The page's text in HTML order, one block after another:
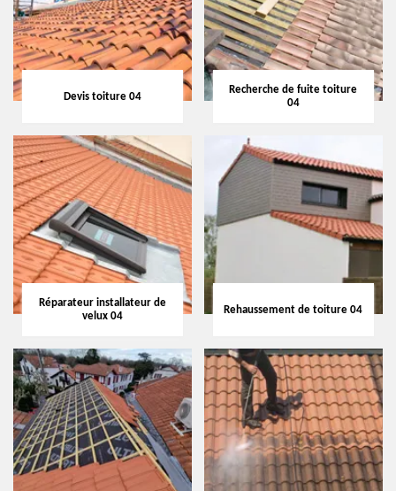
Devis toiture 04
Recherche de fuite toiture
04
Réparateur installateur de
velux 04
Rehaussement de toiture 04